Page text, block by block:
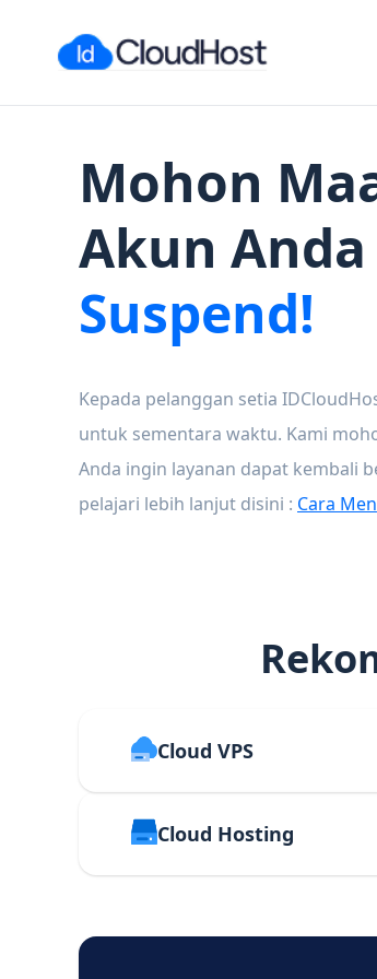
Mohon
Akun Anda
Suspend!
Kepada pelanggan setia
untuk sementara waktu. Kami
Anda ingin layanan dapat kembali
pelajari lebih lanjut disini : Cara
Cloud VPS
Cloud Hosting